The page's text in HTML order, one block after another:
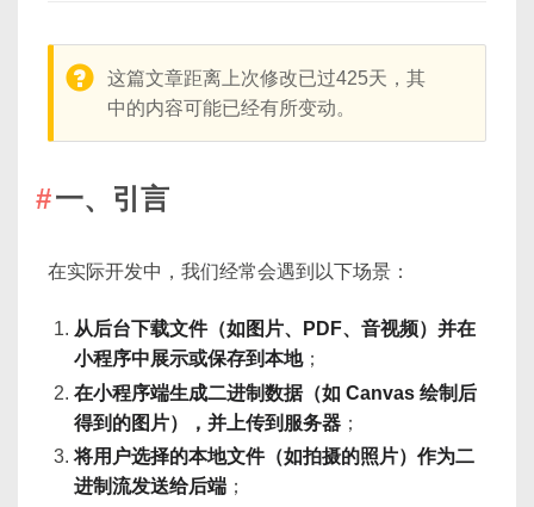
warning:
这篇文章距离上次修改已过425天，其
中的内容可能已经有所变动。
一、引言
在实际开发中，我们经常会遇到以下场景：
从后台下载文件（如图片、PDF、音视频）并在
小程序中展示或保存到本地；
在小程序端生成二进制数据（如 Canvas 绘制后
得到的图片），并上传到服务器 ；
将用户选择的本地文件（如拍摄的照片）作为二
进制流发送给后端 ；